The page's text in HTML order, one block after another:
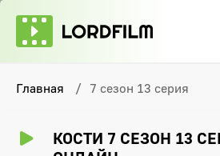
Главная 7 сезон 13 серия
КОСТИ 7 СЕЗОН 13